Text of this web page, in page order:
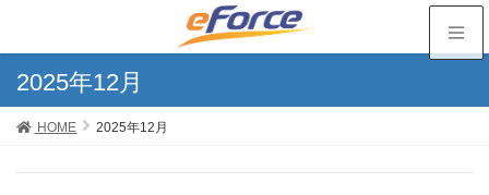
2025年12月
HOME 2025年12月